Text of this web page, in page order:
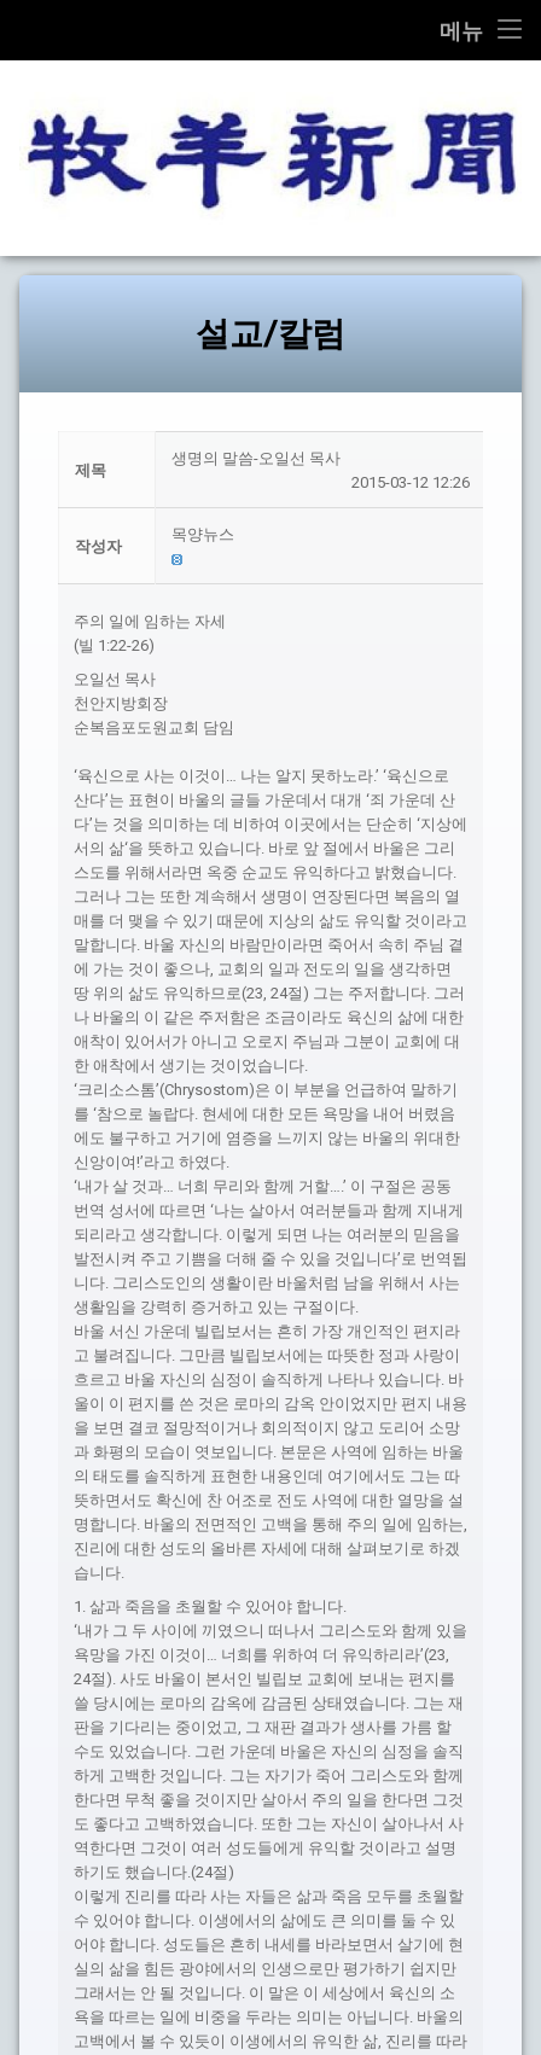
메뉴
교계종합
교단/교회
설교/칼럼 목양
설교/칼럼
제목
생명의 말씀-오일선 목사
2015-03-12 12:26
작성자
목양뉴스
주의 일에 임하는 자세
(빌 1:22-26)
오일선 목사
천안지방회장
순복음포도원교회 담임
‘육신으로 사는 이것이… 나는 알지 못하노라.’ ‘육신으로
산다’는 표현이 바울의 글들 가운데서 대개 ‘죄 가운데 산
다’는 것을 의미하는 데 비하여 이곳에서는 단순히 ‘지상에
서의 삶‘을 뜻하고 있습니다. 바로 앞 절에서 바울은 그리
스도를 위해서라면 옥중 순교도 유익하다고 밝혔습니다.
그러나 그는 또한 계속해서 생명이 연장된다면 복음의 열
매를 더 맺을 수 있기 때문에 지상의 삶도 유익할 것이라고
말합니다. 바울 자신의 바람만이라면 죽어서 속히 주님 곁
에 가는 것이 좋으나, 교회의 일과 전도의 일을 생각하면
땅 위의 삶도 유익하므로(23, 24절) 그는 주저합니다. 그러
나 바울의 이 같은 주저함은 조금이라도 육신의 삶에 대한
애착이 있어서가 아니고 오로지 주님과 그분이 교회에 대
한 애착에서 생기는 것이었습니다.
‘크리소스톰’(Chrysostom)은 이 부분을 언급하여 말하기
를 ‘참으로 놀랍다. 현세에 대한 모든 욕망을 내어 버렸음
에도 불구하고 거기에 염증을 느끼지 않는 바울의 위대한
신앙이여!’라고 하였다.
‘내가 살 것과… 너희 무리와 함께 거할….’ 이 구절은 공동
번역 성서에 따르면 ‘나는 살아서 여러분들과 함께 지내게
되리라고 생각합니다. 이렇게 되면 나는 여러분의 믿음을
발전시켜 주고 기쁨을 더해 줄 수 있을 것입니다’로 번역됩
니다. 그리스도인의 생활이란 바울처럼 남을 위해서 사는
생활임을 강력히 증거하고 있는 구절이다.
바울 서신 가운데 빌립보서는 흔히 가장 개인적인 편지라
고 불려집니다. 그만큼 빌립보서에는 따뜻한 정과 사랑이
흐르고 바울 자신의 심정이 솔직하게 나타나 있습니다. 바
울이 이 편지를 쓴 것은 로마의 감옥 안이었지만 편지 내용
을 보면 결코 절망적이거나 회의적이지 않고 도리어 소망
과 화평의 모습이 엿보입니다. 본문은 사역에 임하는 바울
의 태도를 솔직하게 표현한 내용인데 여기에서도 그는 따
뜻하면서도 확신에 찬 어조로 전도 사역에 대한 열망을 설
명합니다. 바울의 전면적인 고백을 통해 주의 일에 임하는,
진리에 대한 성도의 올바른 자세에 대해 살펴보기로 하겠
습니다.
1. 삶과 죽음을 초월할 수 있어야 합니다.
‘내가 그 두 사이에 끼였으니 떠나서 그리스도와 함께 있을
욕망을 가진 이것이… 너희를 위하여 더 유익하리라’(23,
24절). 사도 바울이 본서인 빌립보 교회에 보내는 편지를
쓸 당시에는 로마의 감옥에 감금된 상태였습니다. 그는 재
판을 기다리는 중이었고, 그 재판 결과가 생사를 가름 할
수도 있었습니다. 그런 가운데 바울은 자신의 심정을 솔직
하게 고백한 것입니다. 그는 자기가 죽어 그리스도와 함께
한다면 무척 좋을 것이지만 살아서 주의 일을 한다면 그것
도 좋다고 고백하였습니다. 또한 그는 자신이 살아나서 사
역한다면 그것이 여러 성도들에게 유익할 것이라고 설명
하기도 했습니다.(24절)
이렇게 진리를 따라 사는 자들은 삶과 죽음 모두를 초월할
수 있어야 합니다. 이생에서의 삶에도 큰 의미를 둘 수 있
어야 합니다. 성도들은 흔히 내세를 바라보면서 살기에 현
실의 삶을 힘든 광야에서의 인생으로만 평가하기 쉽지만
그래서는 안 될 것입니다. 이 말은 이 세상에서 육신의 소
욕을 따르는 일에 비중을 두라는 의미는 아닙니다. 바울의
고백에서 볼 수 있듯이 이생에서의 유익한 삶, 진리를 따라